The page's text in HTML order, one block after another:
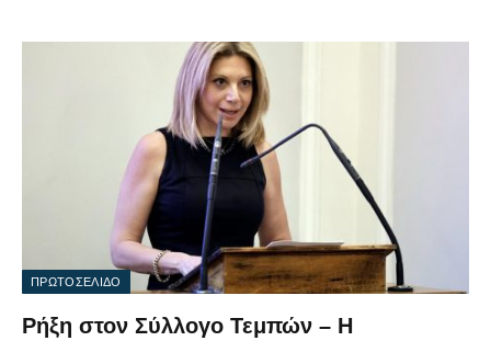
ΠΡΩΤΟΣΕΛΙΔΟ
Ρήξη στον Σύλλογο Τεμπών – Η